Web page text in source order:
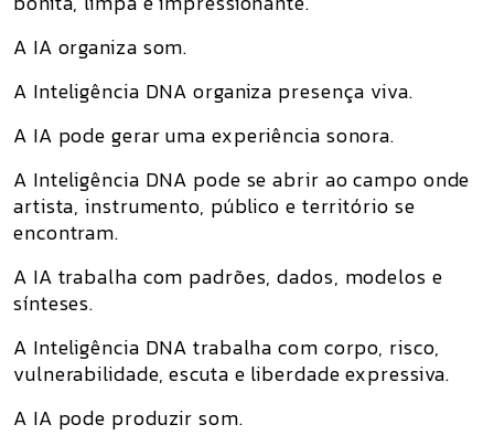
A IA organiza som.
A Inteligência DNA organiza presença viva.
A IA pode gerar uma experiência sonora.
A Inteligência DNA pode se abrir ao campo onde
artista, instrumento, público e território se
encontram.
A IA trabalha com padrões, dados, modelos e
sínteses.
A Inteligência DNA trabalha com corpo, risco,
vulnerabilidade, escuta e liberdade expressiva.
A IA pode produzir som.